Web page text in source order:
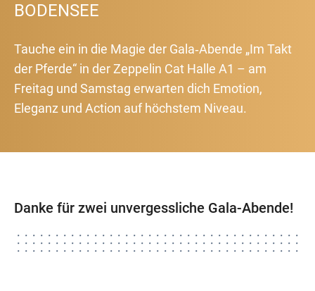
BODENSEE
Tauche ein in die Magie der Gala‑Abende „Im Takt
der Pferde“ in der Zeppelin Cat Halle A1 – am
Freitag und Samstag erwarten dich Emotion,
Eleganz und Action auf höchstem Niveau.
Danke für zwei unvergessliche Gala-Abende!